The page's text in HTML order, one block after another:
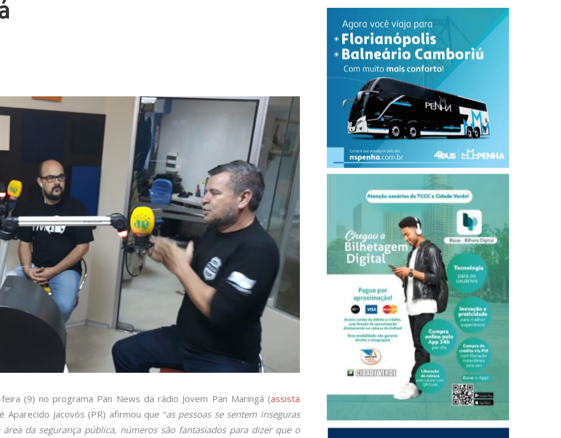
(9) no programa Pan News da rádio Jovem Pan Maringá (assista
Jacovós (PR) afirmou que “as pessoas se sentem inseguras
da segurança pública, números são fantasiados para dizer que o